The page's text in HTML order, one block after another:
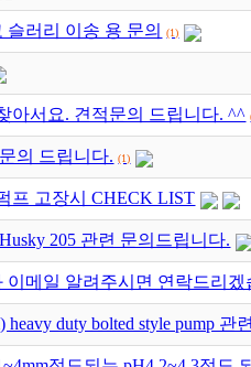
슬러리 이송 용 문의 (1)
아서요. 견적문의 드립니다. ^^
의 드립니다. (1)
프 고장시 CHECK LIST
205 관련 문의드립니다.
이메일 알려주시면 연락드리
heavy duty bolted style pump